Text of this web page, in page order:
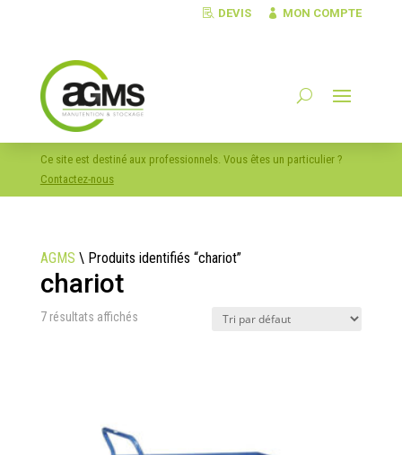
DEVIS MON COMPTE
Ce site est destiné aux professionnels. Vous êtes un particulier ?
Contactez-nous
AGMS \ Produits identifiés “chariot”
chariot
7 résultats affichés